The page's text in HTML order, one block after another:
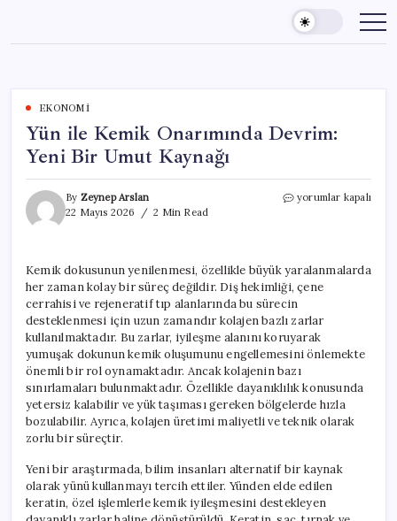
content
EKONOMI
Yün ile Kemik Onarımında Devrim:
Yeni Bir Umut Kaynağı
By Zeynep Arslan
22 Mayıs 2026
2 Min Read
Yün
Yeni
Bir
Umut
Kaynağı
yorumlar kapalı
Kemik dokusunun yenilenmesi, özellikle büyük yaralanmalarda
her zaman kolay bir süreç değildir. Diş hekimliği, çene
cerrahisi ve rejeneratif tıp alanlarında bu sürecin
desteklenmesi için uzun zamandır kolajen bazlı zarlar
kullanılmaktadır. Bu zarlar, iyileşme alanını koruyarak
yumuşak dokunun kemik oluşumunu engellemesini önlemekte
önemli bir rol oynamaktadır. Ancak kolajenin bazı
sınırlamaları bulunmaktadır. Özellikle dayanıklılık konusunda
yetersiz kalabilir ve yük taşıması gereken bölgelerde hızla
bozulabilir. Ayrıca, kolajen üretimi maliyetli ve teknik olarak
zorlu bir süreçtir.
Yeni bir araştırmada, bilim insanları alternatif bir kaynak
olarak yünü kullanmayı tercih ettiler. Yünden elde edilen
keratin, özel işlemlerle kemik iyileşmesini destekleyen